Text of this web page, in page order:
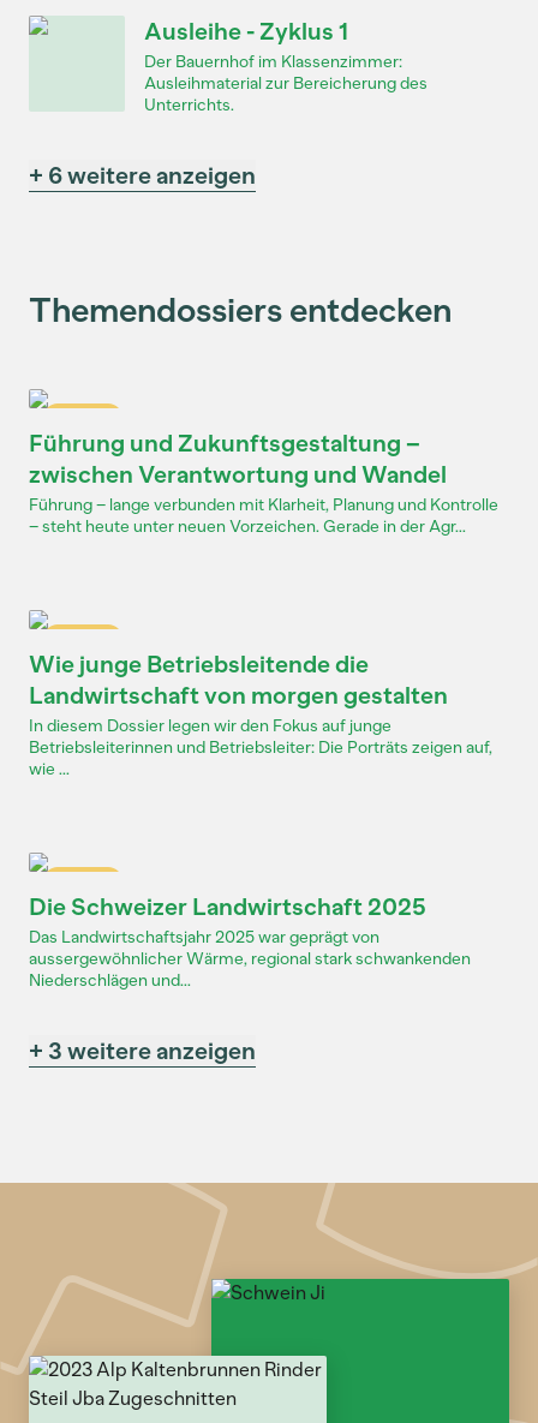
Ausleihe - Zyklus 1
Der Bauernhof im Klassenzimmer:
Ausleihmaterial zur Bereicherung des
Unterrichts.
+ 6 weitere anzeigen
Themendossiers entdecken
Führung und Zukunftsgestaltung –
zwischen Verantwortung und Wandel
Führung – lange verbunden mit Klarheit, Planung und Kontrolle
– steht heute unter neuen Vorzeichen. Gerade in der Agr...
Wie junge Betriebsleitende die
Landwirtschaft von morgen gestalten
In diesem Dossier legen wir den Fokus auf junge
Betriebsleiterinnen und Betriebsleiter: Die Porträts zeigen auf,
wie ...
Die Schweizer Landwirtschaft 2025
Das Landwirtschaftsjahr 2025 war geprägt von
aussergewöhnlicher Wärme, regional stark schwankenden
Niederschlägen und...
+ 3 weitere anzeigen